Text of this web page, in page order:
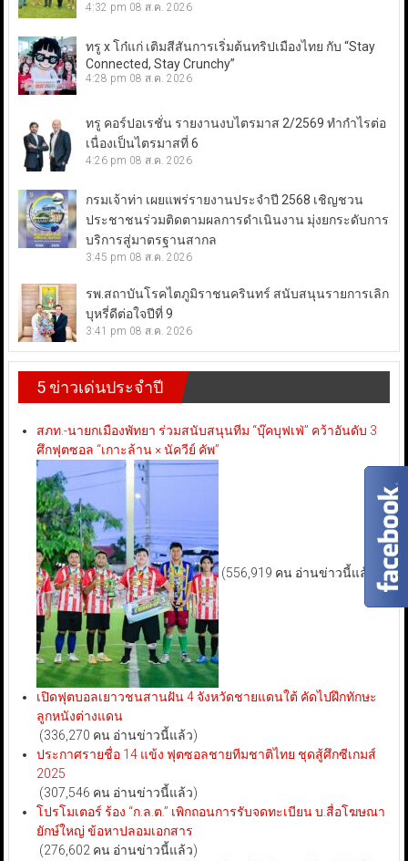
4:32 pm 08 ส.ค. 2026
ทรู x โก๋แก่ เติมสีสันการเริ่มต้นทริปเมืองไทย กับ “Stay
Connected, Stay Crunchy”
4:28 pm 08 ส.ค. 2026
ทรู คอร์ปอเรชั่น รายงานงบไตรมาส 2/2569 ทำกำไรต่อ
เนื่องเป็นไตรมาสที่ 6
4:26 pm 08 ส.ค. 2026
กรมเจ้าท่า เผยแพร่รายงานประจำปี 2568 เชิญชวน
ประชาชนร่วมติดตามผลการดำเนินงาน มุ่งยกระดับการ
บริการสู่มาตรฐานสากล
3:45 pm 08 ส.ค. 2026
รพ.สถาบันโรคไตภูมิราชนครินทร์ สนับสนุนรายการเลิก
บุหรี่ดีต่อใจปีที่ 9
3:41 pm 08 ส.ค. 2026
5 ข่าวเด่นประจำปี
สภท.-นายกเมืองพัทยา ร่วมสนับสนุนทีม “บุ๊คบุฟเฟ่” คว้าอันดับ 3
ศึกฟุตซอล “เกาะล้าน × นัควีย์ คัพ”
(556,919 คน อ่านข่าวนี้แล้ว)
เปิดฟุตบอลเยาวชนสานฝัน 4 จังหวัดชายแดนใต้ คัดไปฝึกทักษะ
ลูกหนังต่างแดน
(336,270 คน อ่านข่าวนี้แล้ว)
ประกาศรายชื่อ 14 แข้ง ฟุตซอลชายทีมชาติไทย ชุดสู้ศึกซีเกมส์
2025
(307,546 คน อ่านข่าวนี้แล้ว)
โปรโมเตอร์ ร้อง “ก.ล.ต.” เพิกถอนการรับจดทะเบียน บ.สื่อโฆษณา
ยักษ์ใหญ่ ข้อหาปลอมเอกสาร
(276,602 คน อ่านข่าวนี้แล้ว)